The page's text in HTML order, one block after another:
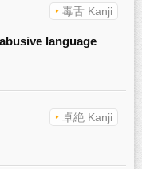
毒舌 Kanji
language
卓絶 Kanji